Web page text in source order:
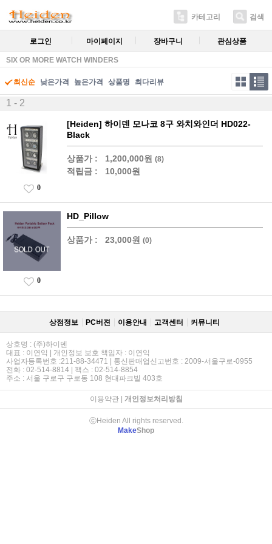
카테고리 검색
로그인 마이페이지 장바구니 관심상품
SIX OR MORE WATCH WINDERS
최신순 낮은가격 높은가격 상품명 최다리뷰
1 - 2
[Heiden] 하이덴 모나코 8구 와치와인더 HD022-
Black
상품가 : 1,200,000원 (8)
적립금 : 10,000원
0
HD_Pillow
상품가 : 23,000원 (0)
0
상점정보 PC버젼 이용안내 고객센터 커뮤니티
상호명 : (주)하이덴
대표 : 이연익 | 개인정보 보호 책임자 : 이연익
사업자등록번호 :211-88-34471 | 통신판매업신고번호 : 2009-서울구로-0955
전화 : 02-514-8814 | 팩스 : 02-514-8854
주소 : 서울 구로구 구로동 108 현대파크빌 403호
이용약관| 개인정보처리방침
ⓒHeiden All rights reserved.
MakeShop